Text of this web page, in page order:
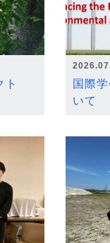
ト
国際
いて